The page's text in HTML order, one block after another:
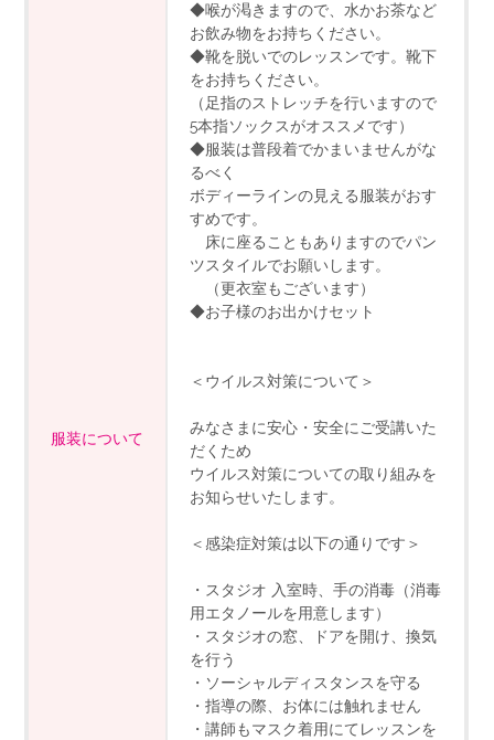
服装について
◆喉が渇きますので、水かお茶など
お飲み物をお持ちください。
◆靴を脱いでのレッスンです。靴下
をお持ちください。
（足指のストレッチを行いますので
5本指ソックスがオススメです）
◆服装は普段着でかまいませんがな
るべく
ボディーラインの見える服装がおす
すめです。
床に座ることもありますのでパン
ツスタイルでお願いします。
（更衣室もございます）
◆お子様のお出かけセット
＜ウイルス対策について＞
みなさまに安心・安全にご受講いた
だくため
ウイルス対策についての取り組みを
お知らせいたします。
＜感染症対策は以下の通りです＞
・スタジオ 入室時、手の消毒（消毒
用エタノールを用意します）
・スタジオの窓、ドアを開け、換気
を行う
・ソーシャルディスタンスを守る
・指導の際、お体には触れません
・講師もマスク着用にてレッスンを